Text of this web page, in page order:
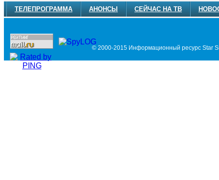
ТЕЛЕПРОГРАММА АНОНСЫ СЕЙЧАС НА ТВ
© 2000-2015 Информационный ресурс Star